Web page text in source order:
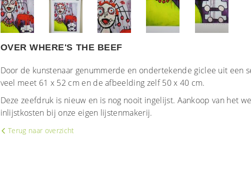
OVER WHERE'S THE BEEF
Door de kunstenaar genummerde en ondertekende giclee uit een
veel meet 61 x 52 cm en de afbeelding zelf 50 x 40 cm.
Deze zeefdruk is nieuw en is nog nooit ingelijst. Aankoop van het
inlijstkosten bij onze eigen lijstenmakerij.
Terug naar overzicht